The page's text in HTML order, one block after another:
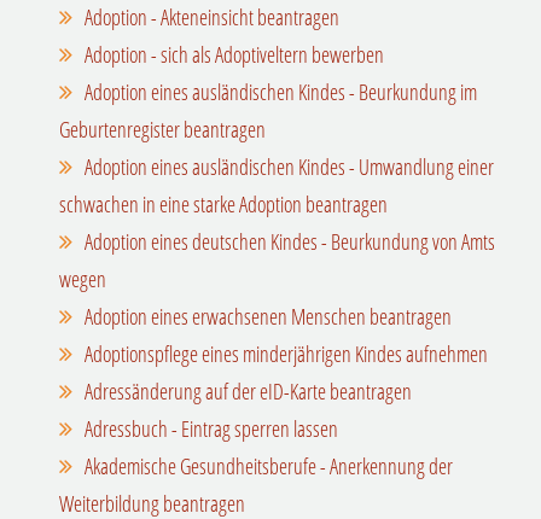
Adoption - Akteneinsicht beantragen
Adoption - sich als Adoptiveltern bewerben
Adoption eines ausländischen Kindes - Beurkundung im
Geburtenregister beantragen
Adoption eines ausländischen Kindes - Umwandlung einer
schwachen in eine starke Adoption beantragen
Adoption eines deutschen Kindes - Beurkundung von Amts
wegen
Adoption eines erwachsenen Menschen beantragen
Adoptionspflege eines minderjährigen Kindes aufnehmen
Adressänderung auf der eID-Karte beantragen
Adressbuch - Eintrag sperren lassen
Akademische Gesundheitsberufe - Anerkennung der
Weiterbildung beantragen